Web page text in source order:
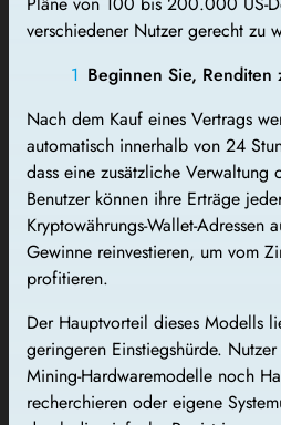
verschiedener Nutzer gerecht zu
Beginnen Sie,
Nach dem Kauf eines Vertrags
automatisch innerhalb von 24
dass eine zusätzliche
Benutzer können ihre Erträge
Kryptowährungs-Wallet-Adressen
Gewinne reinvestieren, um vom
profitieren.
Der Hauptvorteil dieses Modells
geringeren Einstiegshürde.
Mining-Hardwaremodelle noch
recherchieren oder eigene